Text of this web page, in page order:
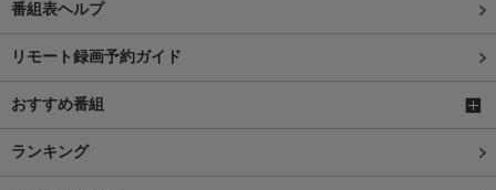
番組表ヘルプ
リモート録画予約ガイド
おすすめ番組
ランキング